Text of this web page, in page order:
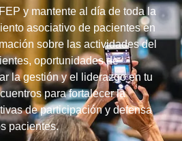
y mantente al día de toda la
asociativo de pacientes en
sobre las actividades del
oportunidades de
la gestión y el liderazgo en tu
para fortalecer la
de participación y defensa
pacientes.